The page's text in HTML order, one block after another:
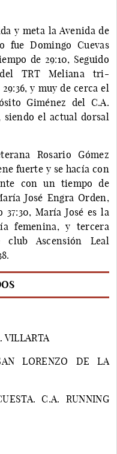
y meta la Avenida de
fue Domingo Cuevas
de 29:10, Seguido
TRT Meliana tri-
y muy de cerca el
Giménez del C.A.
siendo el actual dorsal
Rosario Gómez
fuerte y se hacía con
con un tiempo de
José Engra Orden,
María José es la
femenina, y tercera
club Ascensión Leal
VILLARTA
LORENZO DE LA
C.A. RUNNING